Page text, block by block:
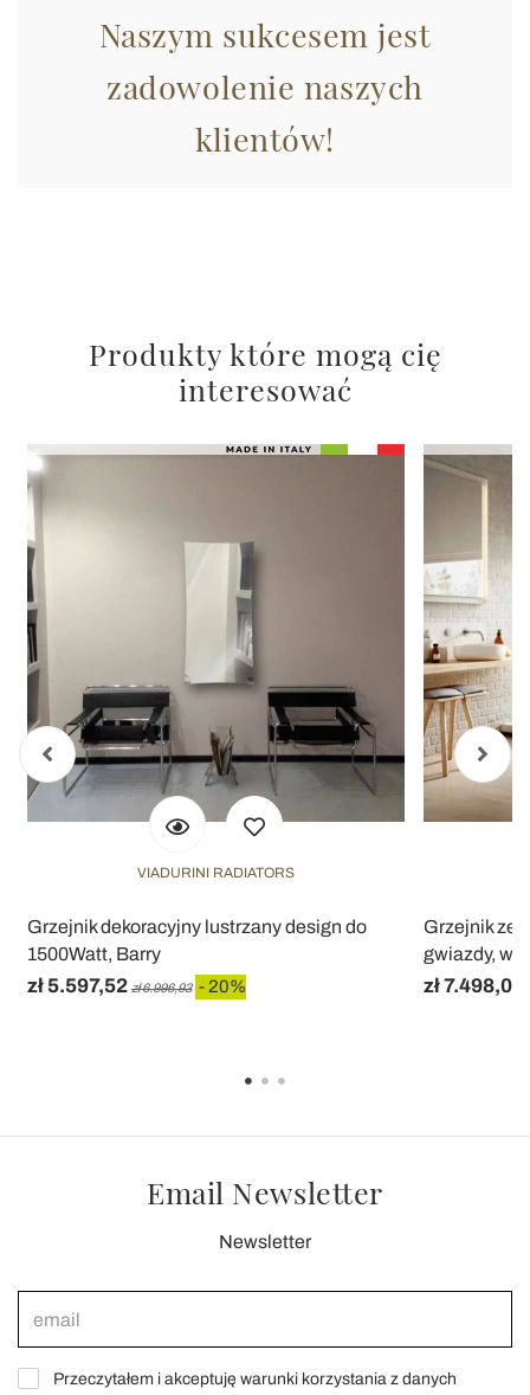
Naszym sukcesem jest
zadowolenie naszych
klientów!
Produkty które mogą cię
interesować
VIADURINI RADIATORS
Grzejnik dekoracyjny lustrzany design do
1500Watt, Barry
zł 5.597,52 zł 6.996,93 - 20%
Grzejnik ze
gwiazdy,
zł 7.498,08
Email Newsletter
Newsletter
Przeczytałem i akceptuję warunki korzystania z danych